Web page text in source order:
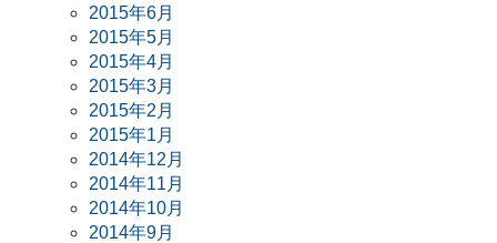
2015年6月
2015年5月
2015年4月
2015年3月
2015年2月
2015年1月
2014年12月
2014年11月
2014年10月
2014年9月